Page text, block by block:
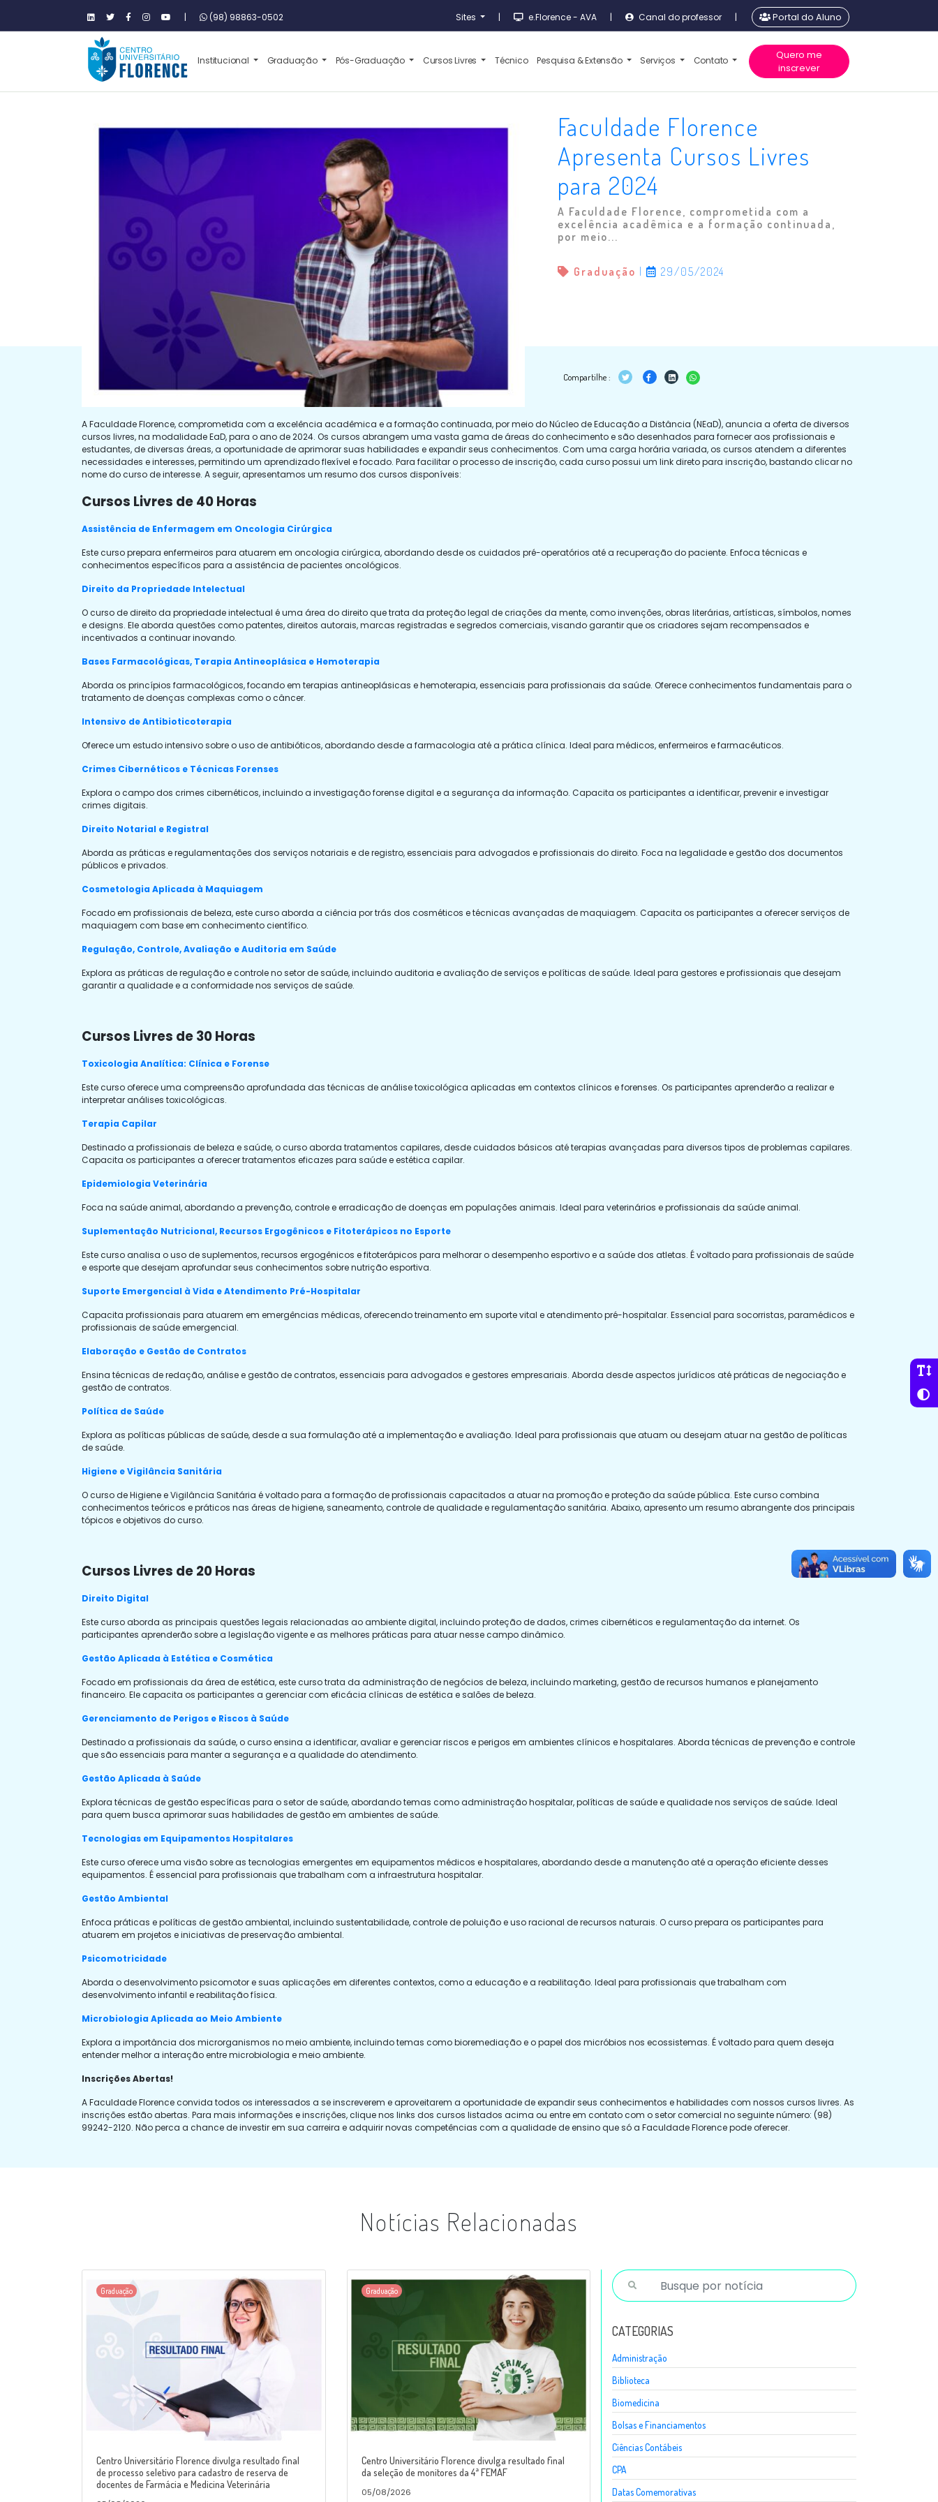
| (98) 98863-0502 Sites | e.Florence - AVA | Canal do professor | Portal do Aluno
Institucional Graduação Pós-Graduação Cursos Livres Técnico Pesquisa & Extensão Serviços Contato
Quero me
inscrever
Faculdade Florence
Apresenta Cursos Livres
para 2024
A Faculdade Florence, comprometida com a
excelência acadêmica e a formação continuada,
por meio...
Graduação 29/05/2024
Compartilhe :
A Faculdade Florence, comprometida com a excelência acadêmica e a formação continuada, por meio do Núcleo de Educação a Distância (NEaD), anuncia a oferta de diversos
cursos livres, na modalidade EaD, para o ano de 2024. Os cursos abrangem uma vasta gama de áreas do conhecimento e são desenhados para fornecer aos profissionais e
estudantes, de diversas áreas, a oportunidade de aprimorar suas habilidades e expandir seus conhecimentos. Com uma carga horária variada, os cursos atendem a diferentes
necessidades e interesses, permitindo um aprendizado flexível e focado. Para facilitar o processo de inscrição, cada curso possui um link direto para inscrição, bastando clicar no
nome do curso de interesse. A seguir, apresentamos um resumo dos cursos disponíveis:
Cursos Livres de 40 Horas
Assistência de Enfermagem em Oncologia Cirúrgica
Este curso prepara enfermeiros para atuarem em oncologia cirúrgica, abordando desde os cuidados pré-operatórios até a recuperação do paciente. Enfoca técnicas e
conhecimentos específicos para a assistência de pacientes oncológicos.
Direito da Propriedade Intelectual
O curso de direito da propriedade intelectual é uma área do direito que trata da proteção legal de criações da mente, como invenções, obras literárias, artísticas, símbolos, nomes
e designs. Ele aborda questões como patentes, direitos autorais, marcas registradas e segredos comerciais, visando garantir que os criadores sejam recompensados e
incentivados a continuar inovando.
Bases Farmacológicas, Terapia Antineoplásica e Hemoterapia
Aborda os princípios farmacológicos, focando em terapias antineoplásicas e hemoterapia, essenciais para profissionais da saúde. Oferece conhecimentos fundamentais para o
tratamento de doenças complexas como o câncer.
Intensivo de Antibioticoterapia
Oferece um estudo intensivo sobre o uso de antibióticos, abordando desde a farmacologia até a prática clínica. Ideal para médicos, enfermeiros e farmacêuticos.
Crimes Cibernéticos e Técnicas Forenses
Explora o campo dos crimes cibernéticos, incluindo a investigação forense digital e a segurança da informação. Capacita os participantes a identificar, prevenir e investigar
crimes digitais.
Direito Notarial e Registral
Aborda as práticas e regulamentações dos serviços notariais e de registro, essenciais para advogados e profissionais do direito. Foca na legalidade e gestão dos documentos
públicos e privados.
Cosmetologia Aplicada à Maquiagem
Focado em profissionais de beleza, este curso aborda a ciência por trás dos cosméticos e técnicas avançadas de maquiagem. Capacita os participantes a oferecer serviços de
maquiagem com base em conhecimento científico.
Regulação, Controle, Avaliação e Auditoria em Saúde
Explora as práticas de regulação e controle no setor de saúde, incluindo auditoria e avaliação de serviços e políticas de saúde. Ideal para gestores e profissionais que desejam
garantir a qualidade e a conformidade nos serviços de saúde.
Cursos Livres de 30 Horas
Toxicologia Analítica: Clínica e Forense
Este curso oferece uma compreensão aprofundada das técnicas de análise toxicológica aplicadas em contextos clínicos e forenses. Os participantes aprenderão a realizar e
interpretar análises toxicológicas.
Terapia Capilar
Destinado a profissionais de beleza e saúde, o curso aborda tratamentos capilares, desde cuidados básicos até terapias avançadas para diversos tipos de problemas capilares.
Capacita os participantes a oferecer tratamentos eficazes para saúde e estética capilar.
Epidemiologia Veterinária
Foca na saúde animal, abordando a prevenção, controle e erradicação de doenças em populações animais. Ideal para veterinários e profissionais da saúde animal.
Suplementação Nutricional, Recursos Ergogênicos e Fitoterápicos no Esporte
Este curso analisa o uso de suplementos, recursos ergogênicos e fitoterápicos para melhorar o desempenho esportivo e a saúde dos atletas. É voltado para profissionais de saúde
e esporte que desejam aprofundar seus conhecimentos sobre nutrição esportiva.
Suporte Emergencial à Vida e Atendimento Pré-Hospitalar
Capacita profissionais para atuarem em emergências médicas, oferecendo treinamento em suporte vital e atendimento pré-hospitalar. Essencial para socorristas, paramédicos e
profissionais de saúde emergencial.
Elaboração e Gestão de Contratos
Ensina técnicas de redação, análise e gestão de contratos, essenciais para advogados e gestores empresariais. Aborda desde aspectos jurídicos até práticas de negociação e
gestão de contratos.
Política de Saúde
Explora as políticas públicas de saúde, desde a sua formulação até a implementação e avaliação. Ideal para profissionais que atuam ou desejam atuar na gestão de políticas
de saúde.
Higiene e Vigilância Sanitária
O curso de Higiene e Vigilância Sanitária é voltado para a formação de profissionais capacitados a atuar na promoção e proteção da saúde pública. Este curso combina
conhecimentos teóricos e práticos nas áreas de higiene, saneamento, controle de qualidade e regulamentação sanitária. Abaixo, apresento um resumo abrangente dos principais
tópicos e objetivos do curso.
Cursos Livres de 20 Horas
Direito Digital
Este curso aborda as principais questões legais relacionadas ao ambiente digital, incluindo proteção de dados, crimes cibernéticos e regulamentação da internet. Os
participantes aprenderão sobre a legislação vigente e as melhores práticas para atuar nesse campo dinâmico.
Gestão Aplicada à Estética e Cosmética
Focado em profissionais da área de estética, este curso trata da administração de negócios de beleza, incluindo marketing, gestão de recursos humanos e planejamento
financeiro. Ele capacita os participantes a gerenciar com eficácia clínicas de estética e salões de beleza.
Gerenciamento de Perigos e Riscos à Saúde
Destinado a profissionais da saúde, o curso ensina a identificar, avaliar e gerenciar riscos e perigos em ambientes clínicos e hospitalares. Aborda técnicas de prevenção e controle
que são essenciais para manter a segurança e a qualidade do atendimento.
Gestão Aplicada à Saúde
Explora técnicas de gestão específicas para o setor de saúde, abordando temas como administração hospitalar, políticas de saúde e qualidade nos serviços de saúde. Ideal
para quem busca aprimorar suas habilidades de gestão em ambientes de saúde.
Tecnologias em Equipamentos Hospitalares
Este curso oferece uma visão sobre as tecnologias emergentes em equipamentos médicos e hospitalares, abordando desde a manutenção até a operação eficiente desses
equipamentos. É essencial para profissionais que trabalham com a infraestrutura hospitalar.
Gestão Ambiental
Enfoca práticas e políticas de gestão ambiental, incluindo sustentabilidade, controle de poluição e uso racional de recursos naturais. O curso prepara os participantes para
atuarem em projetos e iniciativas de preservação ambiental.
Psicomotricidade
Aborda o desenvolvimento psicomotor e suas aplicações em diferentes contextos, como a educação e a reabilitação. Ideal para profissionais que trabalham com
desenvolvimento infantil e reabilitação física.
Microbiologia Aplicada ao Meio Ambiente
Explora a importância dos microrganismos no meio ambiente, incluindo temas como bioremediação e o papel dos micróbios nos ecossistemas. É voltado para quem deseja
entender melhor a interação entre microbiologia e meio ambiente.
Inscrições Abertas!
A Faculdade Florence convida todos os interessados a se inscreverem e aproveitarem a oportunidade de expandir seus conhecimentos e habilidades com nossos cursos livres. As
inscrições estão abertas. Para mais informações e inscrições, clique nos links dos cursos listados acima ou entre em contato com o setor comercial no seguinte número: (98)
99242-2120. Não perca a chance de investir em sua carreira e adquirir novas competências com a qualidade de ensino que só a Faculdade Florence pode oferecer.
Notícias Relacionadas
Graduação
Centro Universitário Florence divulga resultado final
de processo seletivo para cadastro de reserva de
docentes de Farmácia e Medicina Veterinária
Graduação
Centro Universitário Florence divulga resultado final
da seleção de monitores da 4ª FEMAF
05/08/2026
CATEGORIAS
Administração
Biblioteca
Biomedicina
Bolsas e Financiamentos
Ciências Contábeis
CPA
Datas Comemorativas